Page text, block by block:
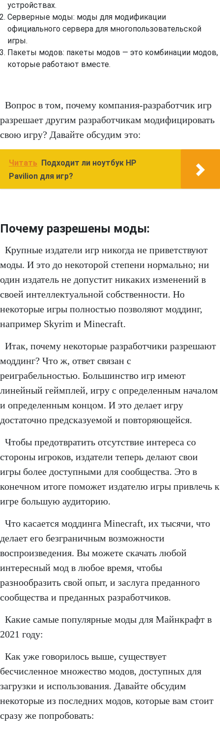
устройствах.
Серверные моды: моды для модификации
официального сервера для многопользовательской
игры.
Пакеты модов: пакеты модов — это комбинации модов,
которые работают вместе.
Вопрос в том, почему компания-разработчик игр
разрешает другим разработчикам модифицировать
свою игру? Давайте обсудим это:
Читать
Подходит ли ноутбук HP
Pavilion для игр?
Почему разрешены моды:
Крупные издатели игр никогда не приветствуют
моды. И это до некоторой степени нормально; ни
один издатель не допустит никаких изменений в
своей интеллектуальной собственности. Но
некоторые игры полностью позволяют моддинг,
например Skyrim и Minecraft.
Итак, почему некоторые разработчики разрешают
моддинг? Что ж, ответ связан с
реиграбельностью. Большинство игр имеют
линейный геймплей, игру с определенным началом
и определенным концом. И это делает игру
достаточно предсказуемой и повторяющейся.
Чтобы предотвратить отсутствие интереса со
стороны игроков, издатели теперь делают свои
игры более доступными для сообщества. Это в
конечном итоге поможет издателю игры привлечь к
игре большую аудиторию.
Что касается моддинга Minecraft, их тысячи, что
делает его безграничным возможности
воспроизведения. Вы можете скачать любой
интересный мод в любое время, чтобы
разнообразить свой опыт, и заслуга преданного
сообщества и преданных разработчиков.
Какие самые популярные моды для Майнкрафт в
2021 году:
Как уже говорилось выше, существует
бесчисленное множество модов, доступных для
загрузки и использования. Давайте обсудим
некоторые из последних модов, которые вам стоит
сразу же попробовать: